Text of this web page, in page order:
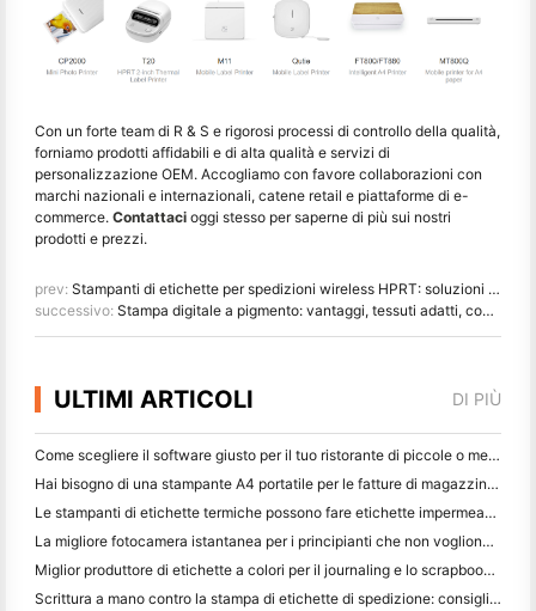
Con un forte team di R & S e rigorosi processi di controllo della qualità,
forniamo prodotti affidabili e di alta qualità e servizi di
personalizzazione OEM. Accogliamo con favore collaborazioni con
marchi nazionali e internazionali, catene retail e piattaforme di e-
commerce. Contattaci oggi stesso per saperne di più sui nostri
prodotti e prezzi.
prev: Stampanti di etichette per spedizioni wireless HPRT: soluzioni affidabili per distributori e rivenditori
successivo: Stampa digitale a pigmento: vantaggi, tessuti adatti, confronto con stampa a inchiostro tinto (2024)
ULTIMI ARTICOLI DI PIÙ
Come scegliere il software giusto per il tuo ristorante di piccole o medie dimensioni
Hai bisogno di una stampante A4 portatile per le fatture di magazzino? Cosa funziona davvero
Le stampanti di etichette termiche possono fare etichette impermeabili per prodotti di piccole imprese?
La migliore fotocamera istantanea per i principianti che non vogliono sprecare carta
Miglior produttore di etichette a colori per il journaling e lo scrapbooking: aggiungere più colori ad ogni pagina
Scrittura a mano contro la stampa di etichette di spedizione: consigli per le piccole imprese nel 2026